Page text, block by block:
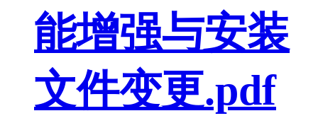
能增强与安装
文件变更.pdf